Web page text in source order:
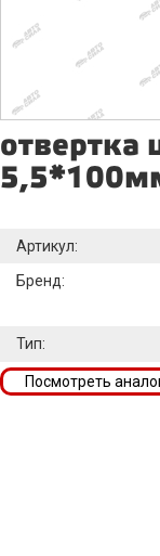
отвертка
Артикул:
Бренд:
Тип:
Посмотреть